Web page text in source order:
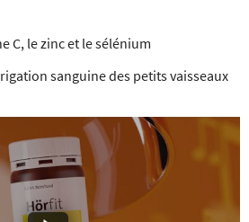
C, le zinc et le sélénium
sanguine des petits vaisseaux